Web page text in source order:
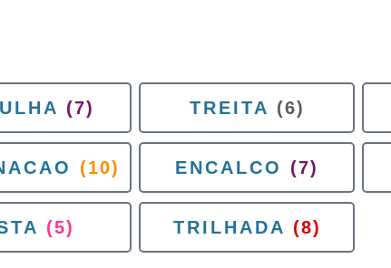
(7) TREITA (6)
(10) ENCALCO (7)
(5) TRILHADA (8)